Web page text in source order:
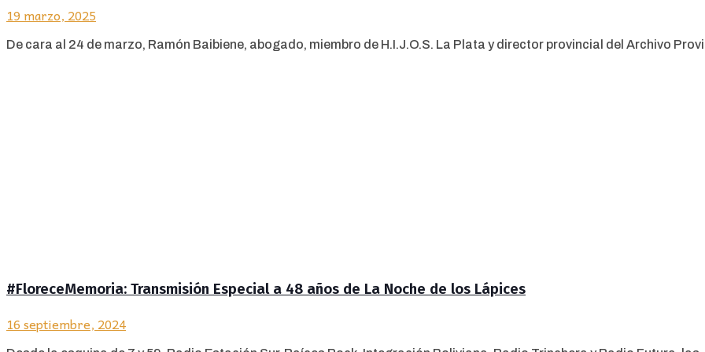
19 marzo, 2025
De cara al 24 de marzo, Ramón Baibiene, abogado, miembro de H.I.J.O.S. La Plata y director provincial del Archivo
#FloreceMemoria: Transmisión Especial a 48 años de La Noche de los Lápices
16 septiembre, 2024